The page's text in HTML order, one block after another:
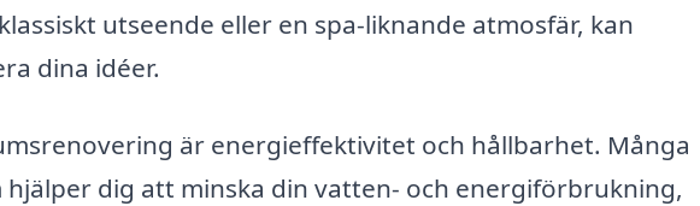
utseende eller en spa-liknande atmosfär, kan
dina idéer.
är energieffektivitet och hållbarhet. Många
dig att minska din vatten- och energiförbrukning,